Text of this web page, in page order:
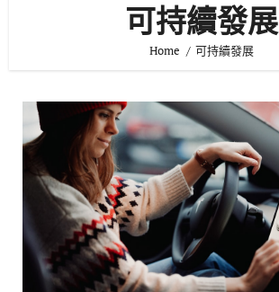
可持續發展
Home 可持續發展